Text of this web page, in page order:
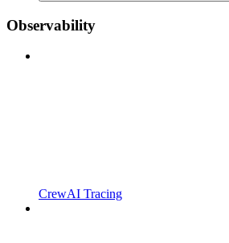
Observability
CrewAI Tracing